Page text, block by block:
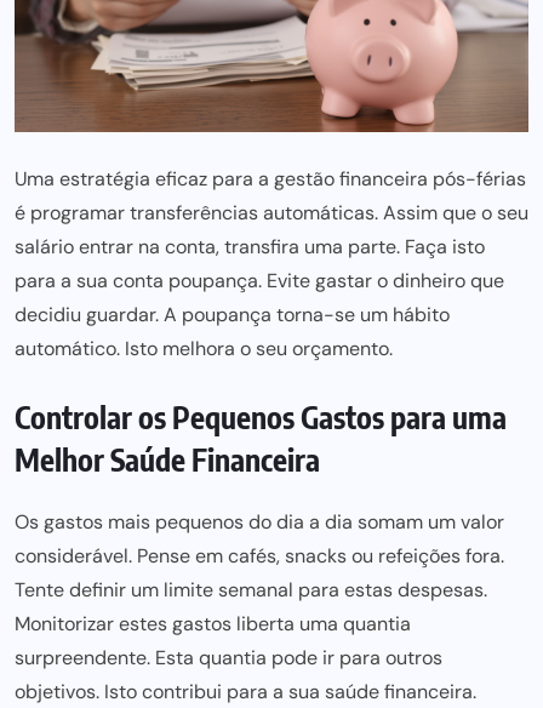
Uma estratégia eficaz para a gestão financeira pós-férias
é programar transferências automáticas. Assim que o seu
salário entrar na conta, transfira uma parte. Faça isto
para a sua conta poupança. Evite gastar o dinheiro que
decidiu guardar. A poupança torna-se um hábito
automático. Isto melhora o seu orçamento.
Controlar os Pequenos Gastos para uma
Melhor Saúde Financeira
Os gastos mais pequenos do dia a dia somam um valor
considerável. Pense em cafés, snacks ou refeições fora.
Tente definir um limite semanal para estas despesas.
Monitorizar estes gastos liberta uma quantia
surpreendente. Esta quantia pode ir para outros
objetivos. Isto contribui para a sua saúde financeira.